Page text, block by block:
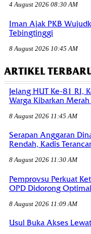
4 August 2026 08:30 AM
Iman Ajak PKB
Tebingtinggi
8 August 2026 10:45 AM
ARTIKEL
Jelang HUT Ke-81 RI,
Warga Kibarkan
8 August 2026 11:45 AM
Serapan Anggaran
Rendah, Kadis
8 August 2026 11:30 AM
Pemprovsu Perkuat
OPD Didorong
8 August 2026 11:09 AM
Usul Buka Akses